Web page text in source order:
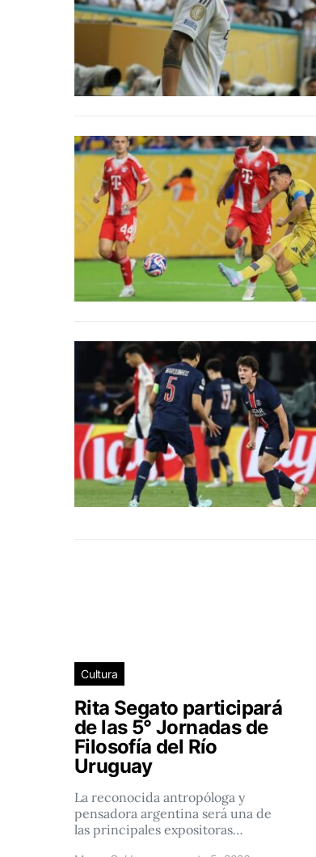
Cultura
Rita Segato participará
de las 5° Jornadas de
Filosofía del Río
Uruguay
La reconocida antropóloga y
pensadora argentina será una de
las principales expositoras…